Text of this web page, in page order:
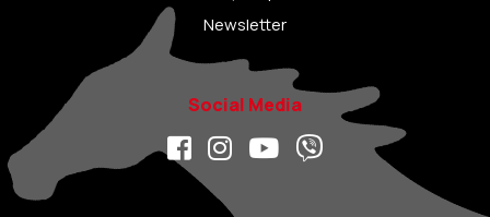
Newsletter
Social Media